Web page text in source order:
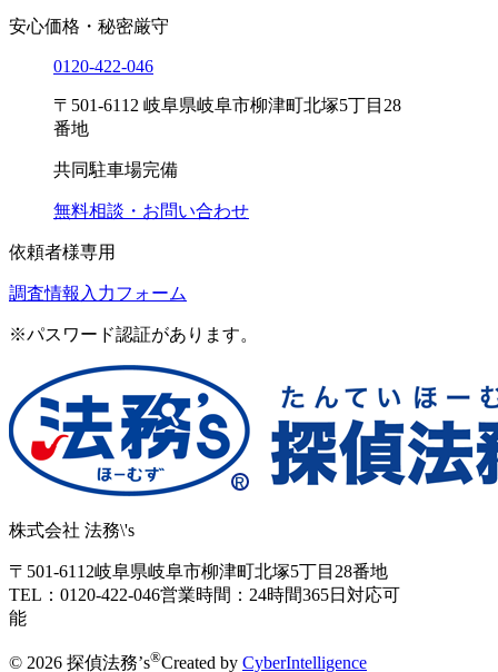
安心価格・秘密厳守
0120-422-046
〒501-6112 岐阜県岐阜市柳津町北塚5丁目28
番地
共同駐車場完備
無料相談・お問い合わせ
依頼者様専用
調査情報入力フォーム
※パスワード認証があります。
株式会社 法務\'s
〒501-6112岐阜県岐阜市柳津町北塚5丁目28番地
TEL：0120-422-046営業時間：24時間365日対応可
能
© 2026 探偵法務’s®Created by CyberIntelligence